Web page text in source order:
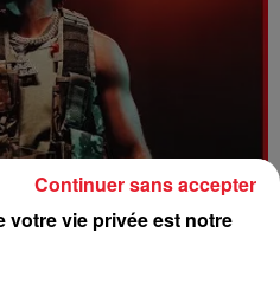
votre vie privée est notre
Continuer sans accepter